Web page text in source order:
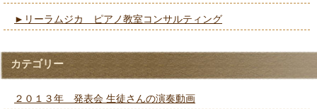
►リーラムジカ ピアノ教室コンサルティング
カテゴリー
２０１３年 発表会 生徒さんの演奏動画